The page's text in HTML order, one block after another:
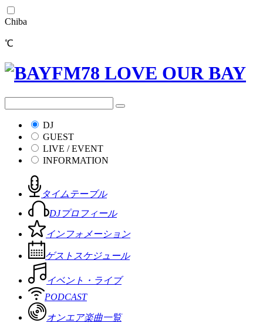
Chiba
℃
DJ
GUEST
LIVE / EVENT
INFORMATION
タイムテーブル
DJプロフィール
インフォメーション
ゲストスケジュール
イベント・ライブ
PODCAST
オンエア楽曲一覧